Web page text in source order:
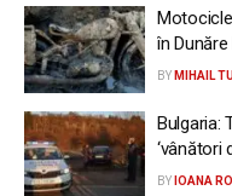
în
BY MIHAIL
Bulgaria:
‘vânători
BY IOANA